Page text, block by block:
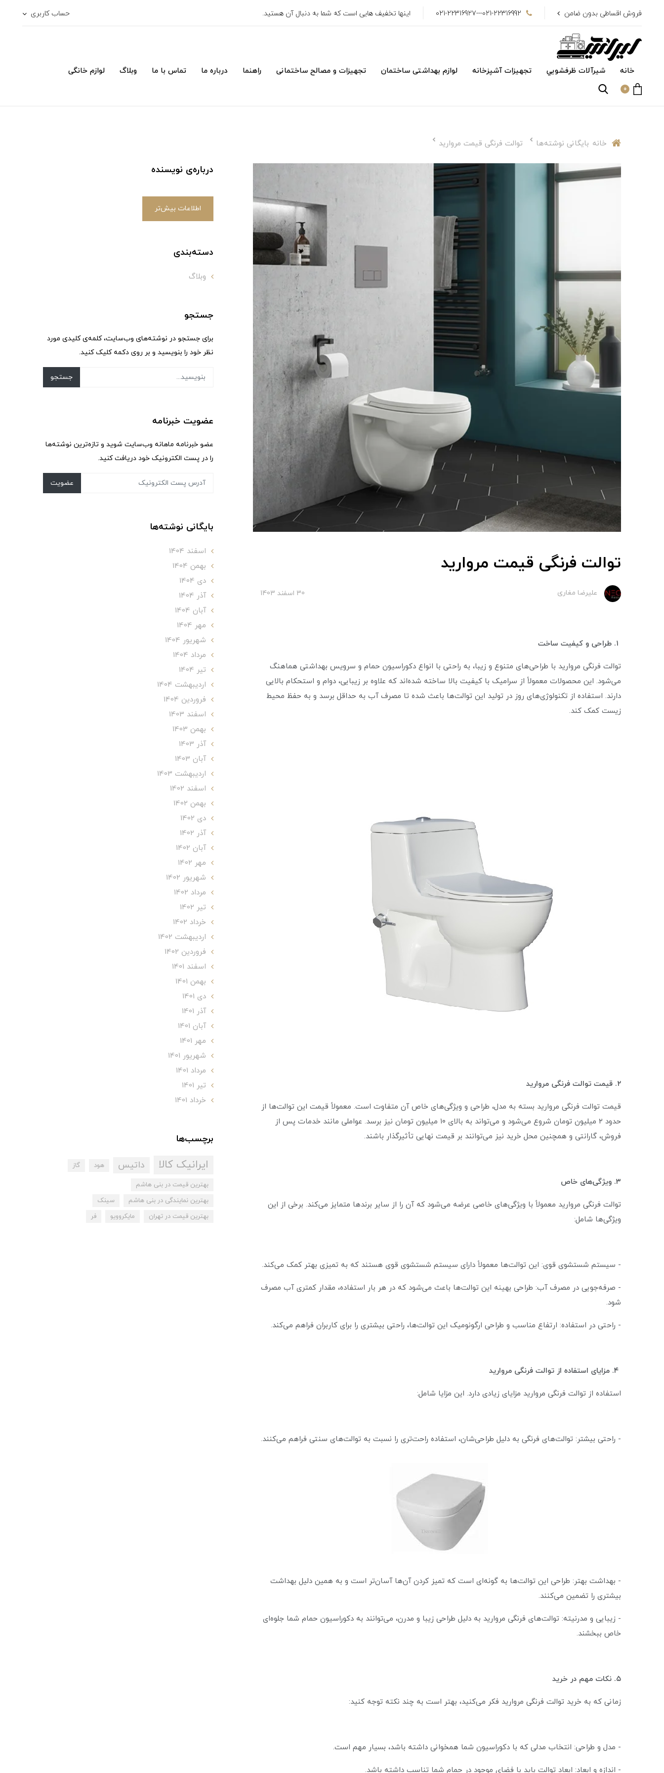
فروش اقساطی بدون ضامن 021-22316992---021-22316927 اینها تخفیف هایی است که شما به دنبال آن هستید. حساب کاربری
خانه شیرآلات ظرفشويي تجهیزات آشپزخانه لوازم بهداشتی ساختمان تجهیزات و مصالح ساختمانی راهنما درباره ما تماس با ما وبلاگ لوازم خانگی
0
خانه بایگانی نوشته‌ها توالت فرنگی قیمت مروارید
توالت فرنگی قیمت مروارید
علیرضا مغاری 30 اسفند 1403
توالت فرنگی مروارید با طراحی‌های متنوع و زیبا، به راحتی با انواع دکوراسیون حمام و سرویس بهداشتی هماهنگ
می‌شود. این محصولات معمولاً از سرامیک با کیفیت بالا ساخته شده‌اند که علاوه بر زیبایی، دوام و استحکام بالایی
دارند. استفاده از تکنولوژی‌های روز در تولید این توالت‌ها باعث شده تا مصرف آب به حداقل برسد و به حفظ محیط
زیست کمک کند.
۲. قیمت توالت فرنگی مروارید
قیمت توالت فرنگی مروارید بسته به مدل، طراحی و ویژگی‌های خاص آن متفاوت است. معمولاً قیمت این توالت‌ها از
حدود ۲ میلیون تومان شروع می‌شود و می‌تواند به بالای ۱۰ میلیون تومان نیز برسد. عواملی مانند خدمات پس از
فروش، گارانتی و همچنین محل خرید نیز می‌توانند بر قیمت نهایی تأثیرگذار باشند.
۳. ویژگی‌های خاص
توالت فرنگی مروارید معمولاً با ویژگی‌های خاصی عرضه می‌شود که آن را از سایر برندها متمایز می‌کند. برخی از این
ویژگی‌ها شامل:
- سیستم شستشوی قوی: این توالت‌ها معمولاً دارای سیستم شستشوی قوی هستند که به تمیزی بهتر کمک می‌کند.
- صرفه‌جویی در مصرف آب: طراحی بهینه این توالت‌ها باعث می‌شود که در هر بار استفاده، مقدار کمتری آب مصرف
شود.
- راحتی در استفاده: ارتفاع مناسب و طراحی ارگونومیک این توالت‌ها، راحتی بیشتری را برای کاربران فراهم می‌کند.
۴. مزایای استفاده از توالت فرنگی مروارید
استفاده از توالت فرنگی مروارید مزایای زیادی دارد. این مزایا شامل:
- راحتی بیشتر: توالت‌های فرنگی به دلیل طراحی‌شان، استفاده راحت‌تری را نسبت به توالت‌های سنتی فراهم می‌کنند.
- بهداشت بهتر: طراحی این توالت‌ها به گونه‌ای است که تمیز کردن آن‌ها آسان‌تر است و به همین دلیل بهداشت
بیشتری را تضمین می‌کنند.
- زیبایی و مدرنیته: توالت‌های فرنگی مروارید به دلیل طراحی زیبا و مدرن، می‌توانند به دکوراسیون حمام شما جلوه‌ای
خاص ببخشند.
۵. نکات مهم در خرید
زمانی که به خرید توالت فرنگی مروارید فکر می‌کنید، بهتر است به چند نکته توجه کنید:
- مدل و طراحی: انتخاب مدلی که با دکوراسیون شما همخوانی داشته باشد، بسیار مهم است.
- اندازه و ابعاد: ابعاد توالت باید با فضای موجود در حمام شما تناسب داشته باشد.
درباره‌ی نویسنده
اطلاعات بیش‌تر
دسته‌بندی
وبلاگ
جستجو
برای جستجو در نوشته‌های وب‌سایت، کلمه‌ی کلیدی مورد
نظر خود را بنویسید و بر روی دکمه کلیک کنید.
جستجو
عضویت خبرنامه
عضو خبرنامه ماهانه وب‌سایت شوید و تازه‌ترین نوشته‌ها
را در پست الکترونیک خود دریافت کنید.
عضویت
بایگانی نوشته‌ها
اسفند 1404
بهمن 1404
دی 1404
آذر 1404
آبان 1404
مهر 1404
شهریور 1404
مرداد 1404
تير 1404
ارديبهشت 1404
فروردین 1404
اسفند 1403
بهمن 1403
آذر 1403
آبان 1403
ارديبهشت 1403
اسفند 1402
بهمن 1402
دی 1402
آذر 1402
آبان 1402
مهر 1402
شهریور 1402
مرداد 1402
تير 1402
خرداد 1402
ارديبهشت 1402
فروردین 1402
اسفند 1401
بهمن 1401
دی 1401
آذر 1401
آبان 1401
مهر 1401
شهریور 1401
مرداد 1401
تير 1401
خرداد 1401
برچسب‌ها
ایرانیک کالا داتیس هود گاز
بهترین قیمت در بنی هاشم
بهترین نمایندگی در بنی هاشم
سینک
بهترین قیمت در تهران
مایکروویو فر